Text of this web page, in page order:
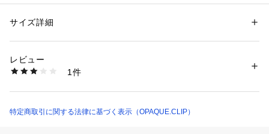
・デコルテが美しく見える、すっきりとした合わせのスキッパ
・ふんわりと自然に二の腕をカバーできる、タックデザインの
お袖がポイントです。
タイルもおすすめです。
性別：レディース
素材：ポリエステル100％
商品番号：
637-85055 （ショップ）
サイズ詳細
レビュー
1件
特定商取引に関する法律に基づく表示（OPAQUE.CLIP）